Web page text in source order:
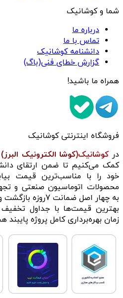
شما و کوشانیک
درباره ما
تماس با ما
دانشنامه کوشانیک
گزارش خطای فنی(باگ)
همراه ما باشید!
فروشگاه اینترنتی کوشانیک
در کوشانیک(کوشا الکترونیک البرز)
کمک می‌کنیم تا ضمن ارتقای
خود را با مناسب‌ترین قیمت
محصولات اتوماسیون صنعتی و
به چهار اصل ضمانت
بهترین قیمت‌ها با جداول تخفیف
زمان بهره‌برداری کامل پروژه